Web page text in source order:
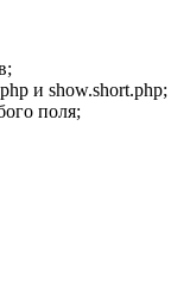
и show.short.php;
поля;